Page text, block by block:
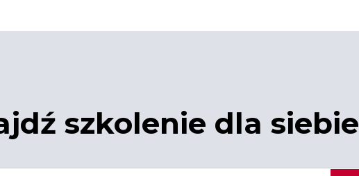
szkolenie dla siebie